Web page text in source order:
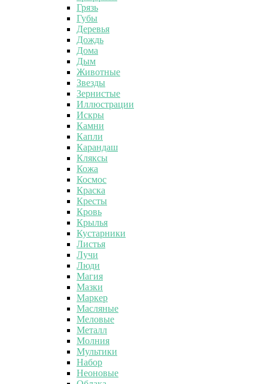
Грязь
Губы
Деревья
Дождь
Дома
Дым
Животные
Звезды
Зернистые
Иллюстрации
Искры
Камни
Капли
Карандаш
Кляксы
Кожа
Космос
Краска
Кресты
Кровь
Крылья
Кустарники
Листья
Лучи
Люди
Магия
Мазки
Маркер
Масляные
Меловые
Металл
Молния
Мультики
Набор
Неоновые